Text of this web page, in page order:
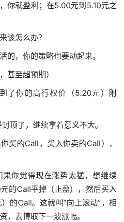
你就盈利；在5.00元到5.10元之
该怎么办？
的，你的策略也要动起来。
甚至超预期）
了你的高行权价（5.20元）附
顶了，继续拿着意义不大。
买的Call，买入你卖的Call），
你觉得现在涨势太猛，想继续
的Call平掉（止盈），然后买入
的Call。这就叫“向上滚动”，相
，去博取下一波涨幅。